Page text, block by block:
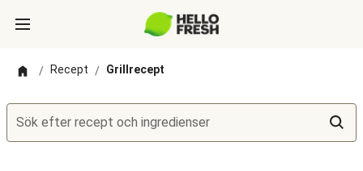
/ Recept / Grillrecept
Sök efter recept och ingredienser